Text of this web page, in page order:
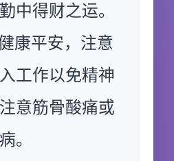
中得财之运。
康平安，注意
工作以免精神
意筋骨酸痛或
。